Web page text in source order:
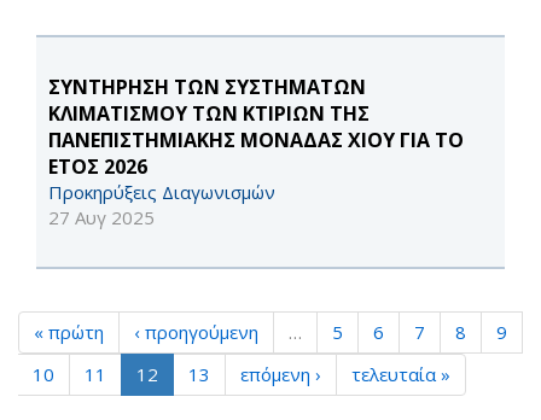
ΣΥΝΤΗΡΗΣΗ ΤΩΝ ΣΥΣΤΗΜΑΤΩΝ
ΚΛΙΜΑΤΙΣΜΟΥ ΤΩΝ ΚΤΙΡΙΩΝ ΤΗΣ
ΠΑΝΕΠΙΣΤΗΜΙΑΚΗΣ ΜΟΝΑΔΑΣ ΧΙΟΥ ΓΙΑ ΤΟ
ΕΤΟΣ 2026
Προκηρύξεις Διαγωνισμών
27 Αυγ 2025
« πρώτη ‹ προηγούμενη … 5 6 7 8
9
10
11 12 13 επόμενη › τελευταία »